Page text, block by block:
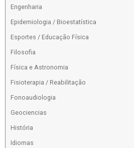
Engenharia
Epidemiologia / Bioestatística
Esportes / Educação Física
Filosofia
Física e Astronomia
Fisioterapia / Reabilitação
Fonoaudiologia
Geociencias
História
Idiomas